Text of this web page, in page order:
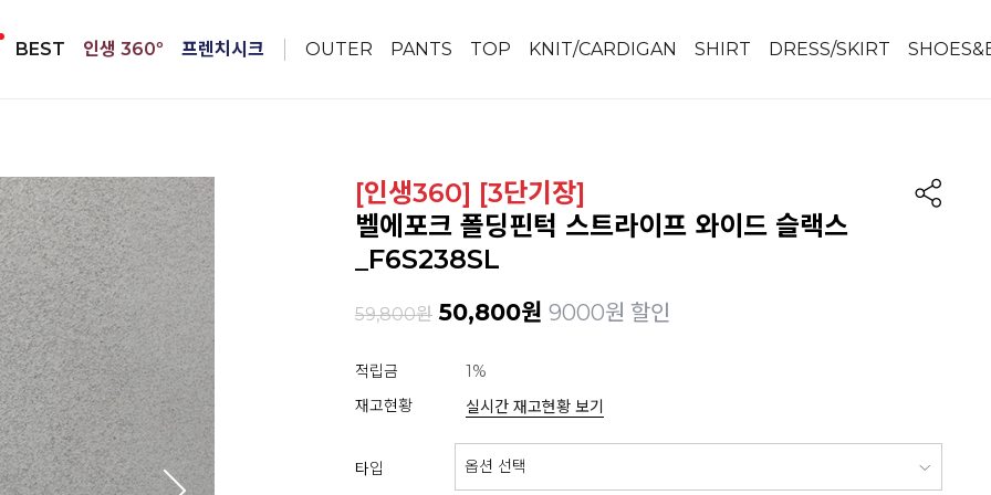
BEST 인생 360º 프렌치시크 OUTER PANTS TOP KNIT/CARDIGAN SHIRT DRESS/SKIRT
[인생360] [3단기장]
벨에포크 폴딩핀턱 스트라이프 와이드 슬랙스
_F6S238SL
59,800원 50,800원 9000원 할인
적립금
1%
재고현황
실시간 재고현황 보기
타입